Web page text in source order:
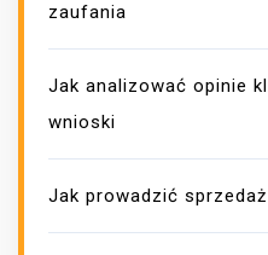
zaufania
Jak analizować opinie
wnioski
Jak prowadzić